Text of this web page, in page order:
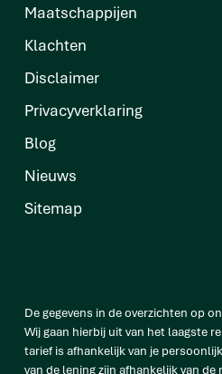
Maatschappijen
Klachten
Disclaimer
Privacyverklaring
Blog
Nieuws
Sitemap
De gegevens in de overzichten op
Wij gaan hierbij uit van het laagste
tarief is afhankelijk van je
van de lening zijn afhankelijk van